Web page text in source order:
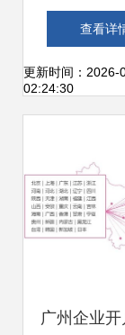
网销售新格
索与
查看详
更新时间：2026-
02:24:30
广州企业开